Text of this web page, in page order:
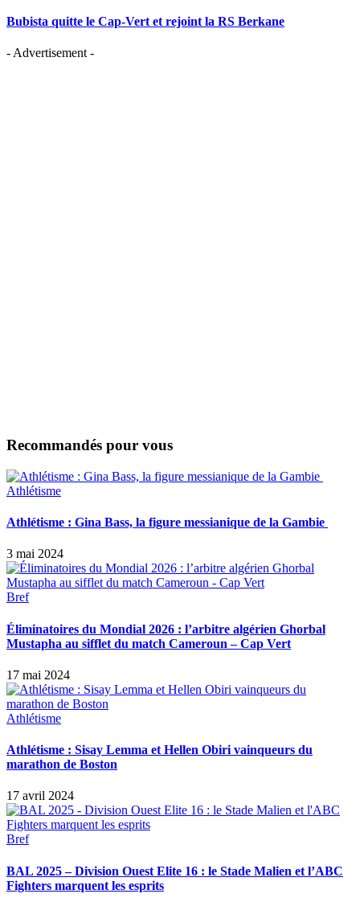
Bubista quitte le Cap-Vert et rejoint la RS Berkane
- Advertisement -
Recommandés pour vous
Athlétisme
Athlétisme : Gina Bass, la figure messianique de la Gambie
3 mai 2024
Bref
Éliminatoires du Mondial 2026 : l’arbitre algérien Ghorbal
Mustapha au sifflet du match Cameroun – Cap Vert
17 mai 2024
Athlétisme
Athlétisme : Sisay Lemma et Hellen Obiri vainqueurs du
marathon de Boston
17 avril 2024
Bref
BAL 2025 – Division Ouest Elite 16 : le Stade Malien et l’ABC
Fighters marquent les esprits